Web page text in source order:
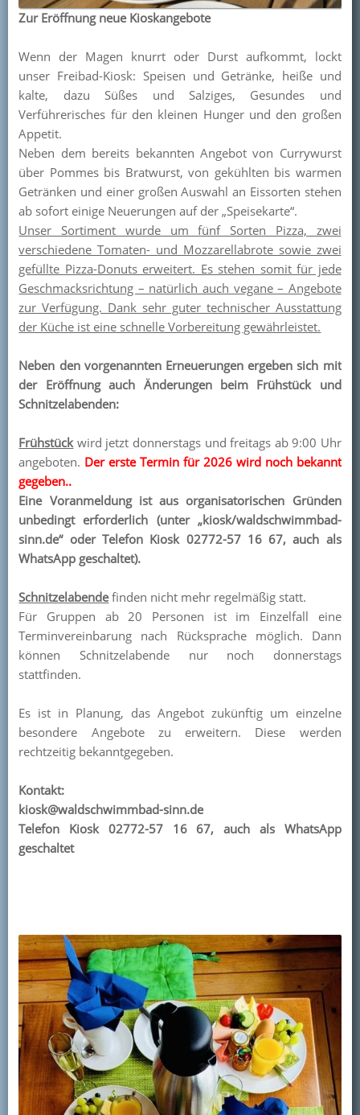
Kontakt
Mitglied werden
Zur Eröffnung neue Kioskangebote
Wenn der Magen knurrt oder Durst aufkommt, lockt
unser Freibad-Kiosk: Speisen und Getränke, heiße und
kalte, dazu Süßes und Salziges, Gesundes und
Verführerisches für den kleinen Hunger und den großen
Appetit.
Neben dem bereits bekannten Angebot von Currywurst
über Pommes bis Bratwurst, von gekühlten bis warmen
Getränken und einer großen Auswahl an Eissorten stehen
ab sofort einige Neuerungen auf der „Speisekarte“.
Unser Sortiment wurde um fünf Sorten Pizza, zwei
verschiedene Tomaten- und Mozzarellabrote sowie zwei
gefüllte Pizza-Donuts erweitert. Es stehen somit für jede
Geschmacksrichtung – natürlich auch vegane – Angebote
zur Verfügung. Dank sehr guter technischer Ausstattung
der Küche ist eine schnelle Vorbereitung gewährleistet.
Neben den vorgenannten Erneuerungen ergeben sich mit
der Eröffnung auch Änderungen beim Frühstück und
Schnitzelabenden:
Frühstück wird jetzt donnerstags und freitags ab 9:00 Uhr
angeboten. Der erste Termin für 2026 wird noch bekannt
gegeben..
Eine Voranmeldung ist aus organisatorischen Gründen
unbedingt erforderlich (unter „kiosk/waldschwimmbad-
sinn.de“ oder Telefon Kiosk 02772-57 16 67, auch als
WhatsApp geschaltet).
Schnitzelabendefinden nicht mehr regelmäßig statt.
Für Gruppen ab 20 Personen ist im Einzelfall eine
Terminvereinbarung nach Rücksprache möglich. Dann
können Schnitzelabende nur noch donnerstags
stattfinden.
Es ist in Planung, das Angebot zukünftig um einzelne
besondere Angebote zu erweitern. Diese werden
rechtzeitig bekanntgegeben.
Kontakt:
kiosk@waldschwimmbad-sinn.de
Telefon Kiosk 02772-57 16 67, auch als WhatsApp
geschaltet